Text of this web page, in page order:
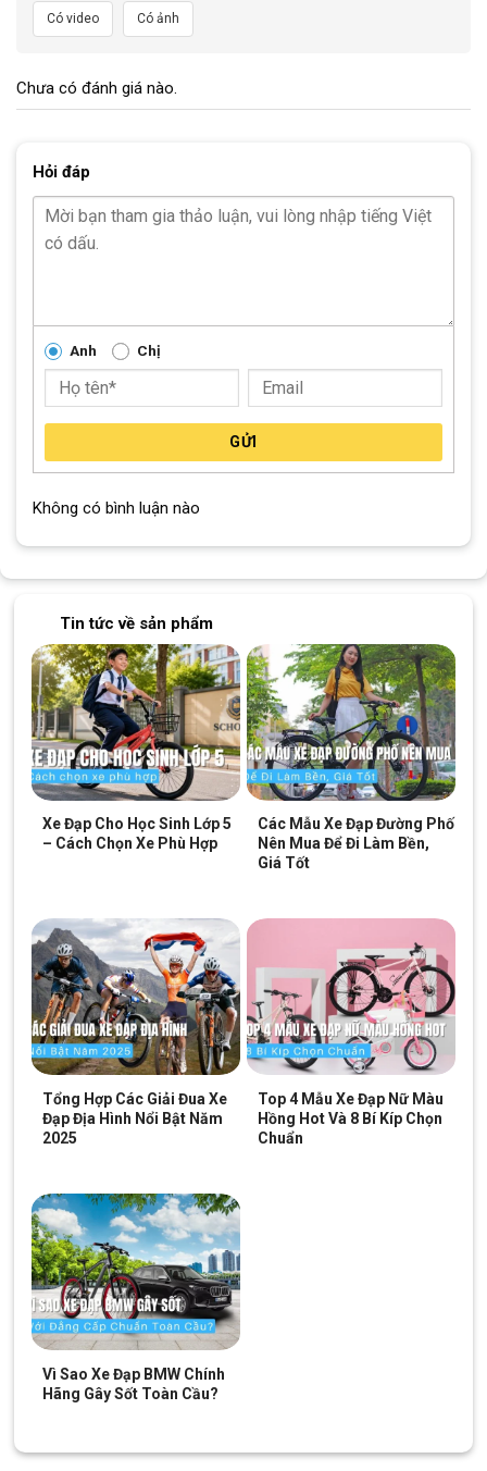
Có video Có ảnh
Chưa có đánh giá nào.
Hỏi đáp
Anh Chị
GỬI
Không có bình luận nào
Tin tức về sản phẩm
Xe Đạp Cho Học Sinh Lớp 5
– Cách Chọn Xe Phù Hợp
Các Mẫu Xe Đạp Đường Phố
Nên Mua Để Đi Làm Bền,
Giá Tốt
Tổng Hợp Các Giải Đua Xe
Đạp Địa Hình Nổi Bật Năm
2025
Top 4 Mẫu Xe Đạp Nữ Màu
Hồng Hot Và 8 Bí Kíp Chọn
Chuẩn
Vì Sao Xe Đạp BMW Chính
Hãng Gây Sốt Toàn Cầu?